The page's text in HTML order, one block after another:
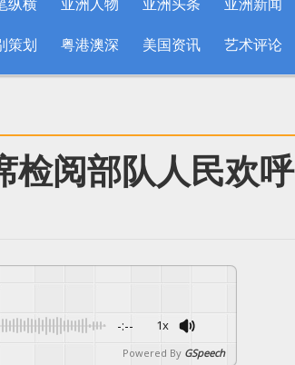
纵横 亚洲人物 亚洲头条 亚洲新闻
策划 粤港澳深 美国资讯 艺术评论
检阅部队人民欢呼
-:-- 1x
Powered By GSpeech